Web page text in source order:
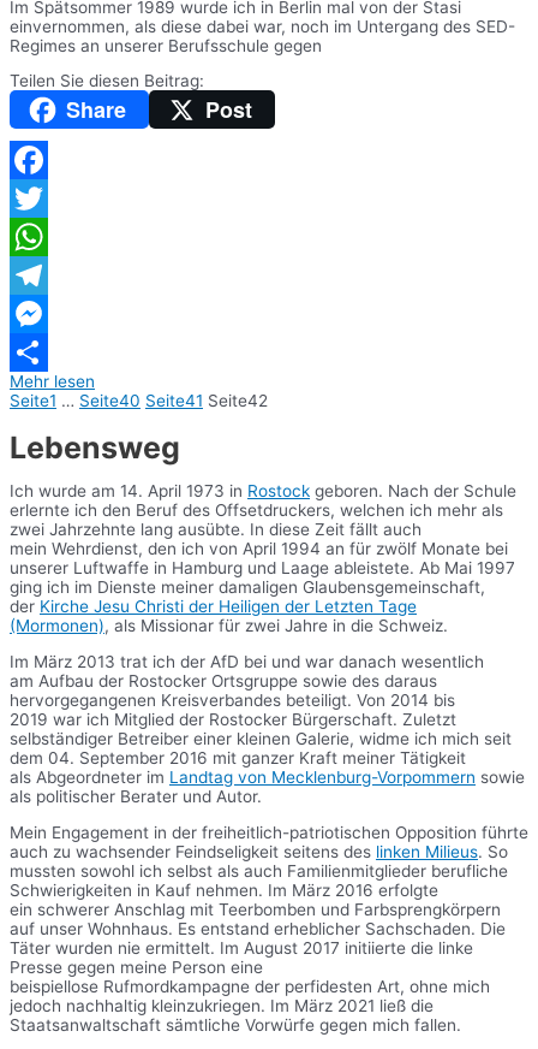
Im Spätsommer 1989 wurde ich in Berlin mal von der Stasi
einvernommen, als diese dabei war, noch im Untergang des SED-
Regimes an unserer Berufsschule gegen
Teilen Sie diesen Beitrag:
Share Post
Facebook
Twitter
WhatsApp
Telegram
Messenger
Teilen
Mehr lesen
Seite1 … Seite40 Seite41 Seite42
Lebensweg
Ich wurde am 14. April 1973 in Rostock geboren. Nach der Schule
erlernte ich den Beruf des Offsetdruckers, welchen ich mehr als
zwei Jahrzehnte lang ausübte. In diese Zeit fällt auch
mein Wehrdienst, den ich von April 1994 an für zwölf Monate bei
unserer Luftwaffe in Hamburg und Laage ableistete. Ab Mai 1997
ging ich im Dienste meiner damaligen Glaubensgemeinschaft,
der Kirche Jesu Christi der Heiligen der Letzten Tage
(Mormonen), als Missionar für zwei Jahre in die Schweiz.
Im März 2013 trat ich der AfD bei und war danach wesentlich
am Aufbau der Rostocker Ortsgruppe sowie des daraus
hervorgegangenen Kreisverbandes beteiligt. Von 2014 bis
2019 war ich Mitglied der Rostocker Bürgerschaft. Zuletzt
selbständiger Betreiber einer kleinen Galerie, widme ich mich seit
dem 04. September 2016 mit ganzer Kraft meiner Tätigkeit
als Abgeordneter im Landtag von Mecklenburg-Vorpommern sowie
als politischer Berater und Autor.
Mein Engagement in der freiheitlich-patriotischen Opposition führte
auch zu wachsender Feindseligkeit seitens des linken Milieus. So
mussten sowohl ich selbst als auch Familienmitglieder berufliche
Schwierigkeiten in Kauf nehmen. Im März 2016 erfolgte
ein schwerer Anschlag mit Teerbomben und Farbsprengkörpern
auf unser Wohnhaus. Es entstand erheblicher Sachschaden. Die
Täter wurden nie ermittelt. Im August 2017 initiierte die linke
Presse gegen meine Person eine
beispiellose Rufmordkampagne der perfidesten Art, ohne mich
jedoch nachhaltig kleinzukriegen. Im März 2021 ließ die
Staatsanwaltschaft sämtliche Vorwürfe gegen mich fallen.